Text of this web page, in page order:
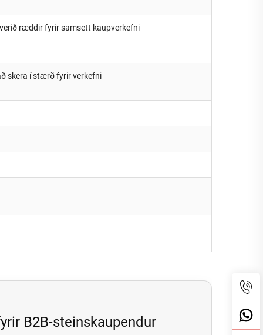
ræddir fyrir samsett kaupverkefni
skera í stærð fyrir verkefni
B2B-steinskaupendur